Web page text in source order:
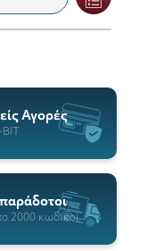
Αγορές
BIT
2000 κωδικοί